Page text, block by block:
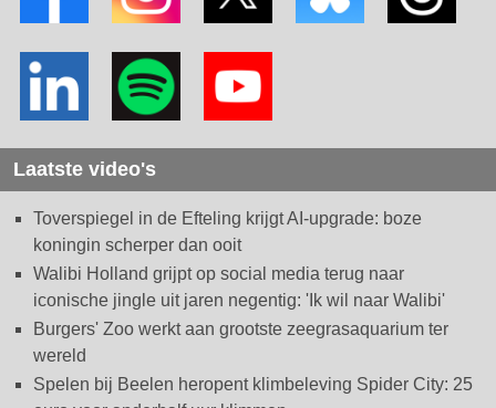
Laatste video's
Toverspiegel in de Efteling krijgt AI-upgrade: boze
koningin scherper dan ooit
Walibi Holland grijpt op social media terug naar
iconische jingle uit jaren negentig: 'Ik wil naar Walibi'
Burgers' Zoo werkt aan grootste zeegrasaquarium ter
wereld
Spelen bij Beelen heropent klimbeleving Spider City: 25